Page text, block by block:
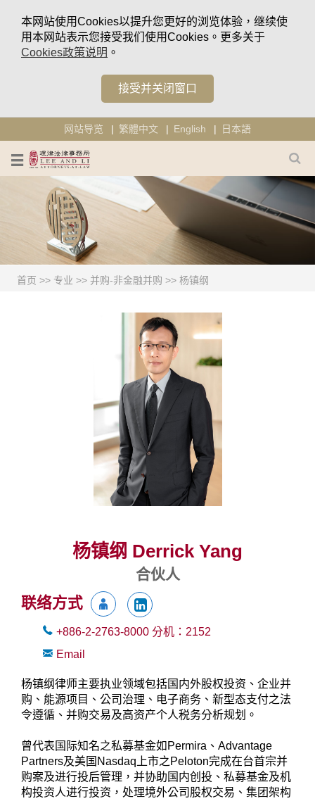
本网站使用Cookies以提升您更好的浏览体验，继续使
用本网站表示您接受我们使用Cookies。更多关于
Cookies政策说明 。
接受并关闭窗口
网站导览 繁體中文 English 日本語
首页 >> 专业 >> 并购-非金融并购 >> 杨镇纲
杨镇纲 Derrick Yang
合伙人
联络方式
+886-2-2763-8000 分机： 2152
Email
杨镇纲律师主要执业领域包括国内外股权投资、企业并
购、能源项目、公司治理、电子商务、新型态支付之法
令遵循、并购交易及高资产个人税务分析规划。
曾代表国际知名之私募基金如Permira、Advantage
Partners及美国Nasdaq上市之Peloton完成在台首宗并
购案及进行投后管理，并协助国内创投、私募基金及机
构投资人进行投资，处理境外公司股权交易、集团架构